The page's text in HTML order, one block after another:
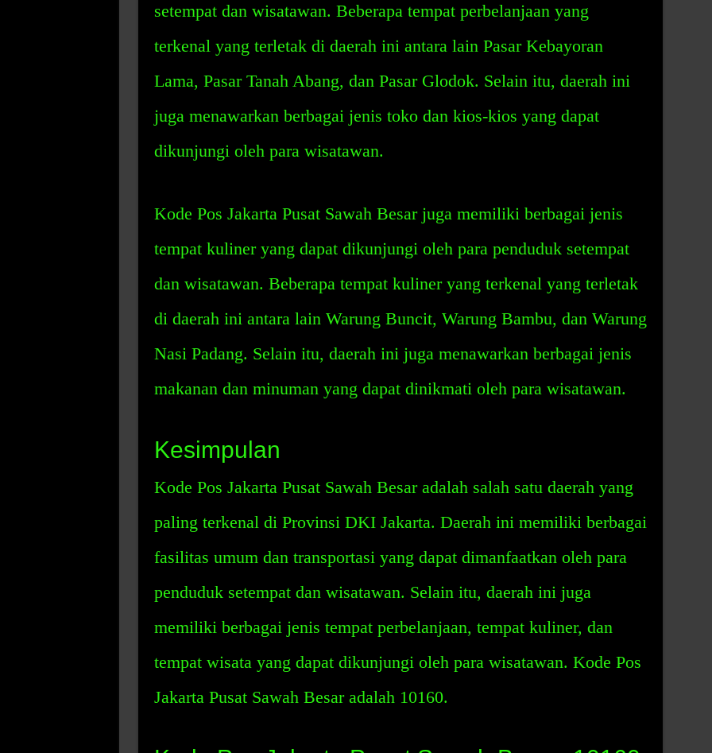
setempat dan wisatawan. Beberapa tempat perbelanjaan yang
terkenal yang terletak di daerah ini antara lain Pasar Kebayoran
Lama, Pasar Tanah Abang, dan Pasar Glodok. Selain itu, daerah ini
juga menawarkan berbagai jenis toko dan kios-kios yang dapat
dikunjungi oleh para wisatawan.
Kode Pos Jakarta Pusat Sawah Besar juga memiliki berbagai jenis
tempat kuliner yang dapat dikunjungi oleh para penduduk setempat
dan wisatawan. Beberapa tempat kuliner yang terkenal yang terletak
di daerah ini antara lain Warung Buncit, Warung Bambu, dan Warung
Nasi Padang. Selain itu, daerah ini juga menawarkan berbagai jenis
makanan dan minuman yang dapat dinikmati oleh para wisatawan.
Kesimpulan
Kode Pos Jakarta Pusat Sawah Besar adalah salah satu daerah yang
paling terkenal di Provinsi DKI Jakarta. Daerah ini memiliki berbagai
fasilitas umum dan transportasi yang dapat dimanfaatkan oleh para
penduduk setempat dan wisatawan. Selain itu, daerah ini juga
memiliki berbagai jenis tempat perbelanjaan, tempat kuliner, dan
tempat wisata yang dapat dikunjungi oleh para wisatawan. Kode Pos
Jakarta Pusat Sawah Besar adalah 10160.